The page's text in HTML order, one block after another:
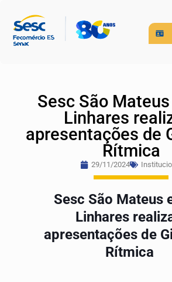
Sesc São
Linhares
apresentações de
Rítmica
29/11/2024
Sesc São Mateus
Linhares
apresentações de
Rítmica